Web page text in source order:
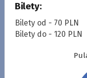
Bilety:
Bilety od - 70 PLN
Bilety do - 120 PLN